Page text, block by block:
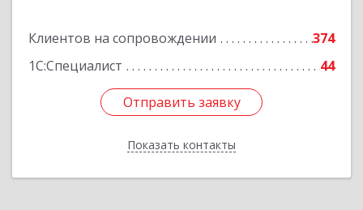
Клиентов на сопровождении
374
1С:Специалист
44
Отправить заявку
Показать контакты
Отправить заявку
Назад